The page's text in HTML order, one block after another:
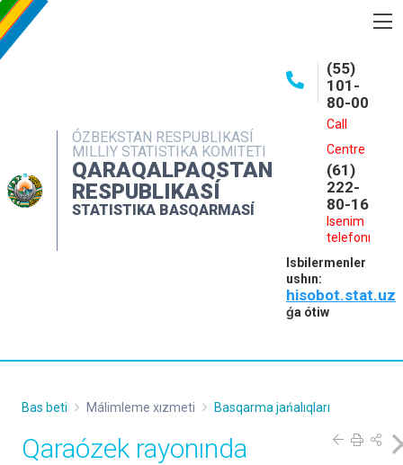
ÓZBEKSTAN RESPUBLIKASÍ
MILLIY STATISTIKA KOMITETI
QARAQALPAQSTAN
RESPUBLIKASÍ
STATISTIKA BASQARMASÍ
(55)
101-
80-00
Call
Centre
(61)
222-
80-16
Isenim
telefonı
Isbilermenler
ushın:
hisobot.stat.uz
ǵa ótiw
INTERAKTIV XIZMETLER
MÁLIMLEME XIZMETI
MÚRÁJAATLAR
Bas beti Málimleme xızmeti Basqarma jańalıqları
Qaraózek rayonında